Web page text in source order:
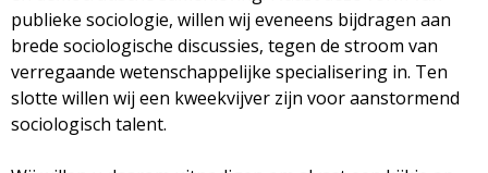
publieke sociologie, willen wij eveneens bijdragen aan
brede sociologische discussies, tegen de stroom van
verregaande wetenschappelijke specialisering in. Ten
slotte willen wij een kweekvijver zijn voor aanstormend
sociologisch talent.